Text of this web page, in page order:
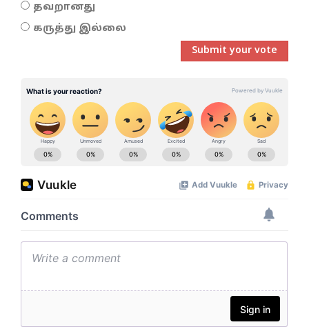
தவறானது
கருத்து இல்லை
Submit your vote